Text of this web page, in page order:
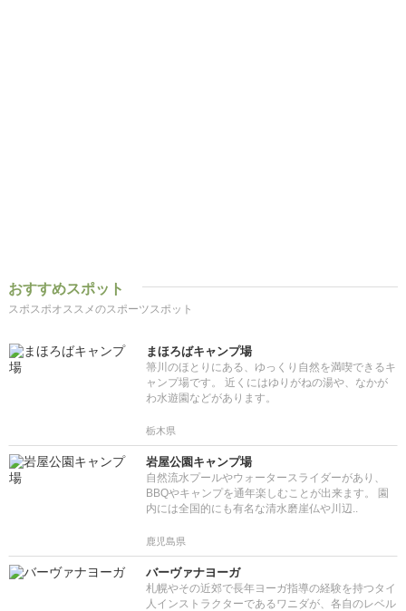
おすすめスポット
スポスポオススメのスポーツスポット
まほろばキャンプ場
箒川のほとりにある、ゆっくり自然を満喫できるキ
ャンプ場です。 近くにはゆりがねの湯や、なかが
わ水遊園などがあります。
栃木県
岩屋公園キャンプ場
自然流水プールやウォータースライダーがあり、
BBQやキャンプを通年楽しむことが出来ます。 園
内には全国的にも有名な清水磨崖仏や川辺..
鹿児島県
バーヴァナヨーガ
札幌やその近郊で長年ヨーガ指導の経験を持つタイ
人インストラクターであるワニダが、各自のレベル